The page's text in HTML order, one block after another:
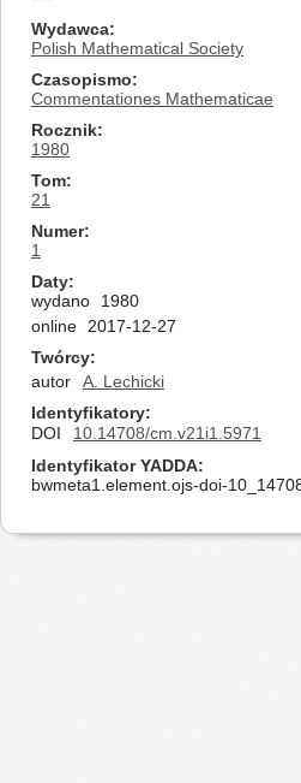
Wydawca
Polish Mathematical Society
Czasopismo
Commentationes Mathematicae
Rocznik
1980
Tom
21
Numer
1
Daty
wydano
1980
online
2017-12-27
Twórcy
autor
A. Lechicki
Identyfikatory
DOI
10.14708/cm.v21i1.5971
Identyfikator YADDA
bwmeta1.element.ojs-doi-